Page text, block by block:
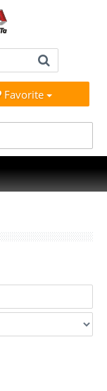
Favorite